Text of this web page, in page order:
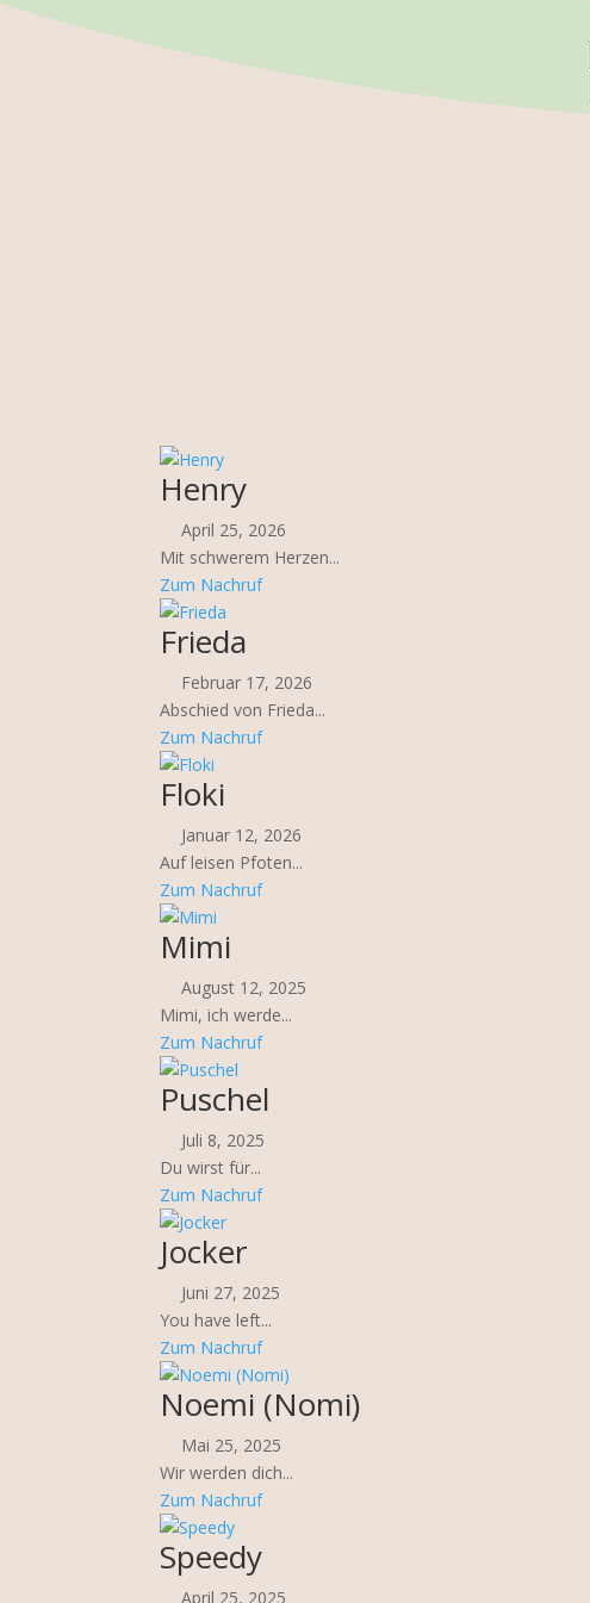
Henry
April 25, 2026
Mit schwerem Herzen...
Zum Nachruf
Frieda
Februar 17, 2026
Abschied von Frieda...
Zum Nachruf
Floki
Januar 12, 2026
Auf leisen Pfoten...
Zum Nachruf
Mimi
August 12, 2025
Mimi, ich werde...
Zum Nachruf
Puschel
Juli 8, 2025
Du wirst für...
Zum Nachruf
Jocker
Juni 27, 2025
You have left...
Zum Nachruf
Noemi (Nomi)
Mai 25, 2025
Wir werden dich...
Zum Nachruf
Speedy
April 25, 2025